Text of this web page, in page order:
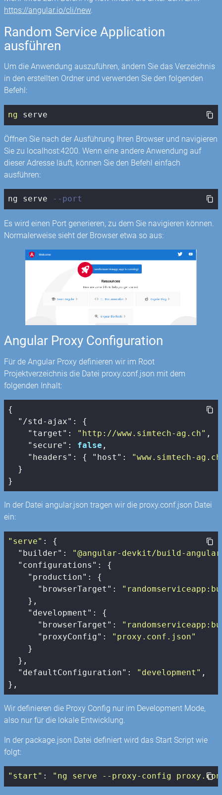
https://angular.io/cli/new.
Random Service Application
ausführen
Um die Anwendung auszuführen, ändern Sie das Verzeichnis
in den erstellten Ordner und verwenden Sie den folgenden
Befehl:
ng serve
Öffnen Sie nach der Ausführung Ihren Browser und navigieren
Sie zu localhost:4200. Wenn eine andere Anwendung auf
dieser Adresse läuft, können Sie den Befehl einfach
ausführen:
ng serve --port
Es wird einen Port generieren, zu dem Sie navigieren können.
Normalerweise sieht der Browser etwa so aus:
Angular Proxy Configuration
Für de Angular Proxy definieren wir im Root
Projektverzeichnis die Datei proxy.conf.json mit dem
folgenden Inhalt:
{
"/std-ajax" : {
"target" : "http://www.simtech-ag.ch" ,
"secure" : false ,
"headers" : { "host" : "www.simtech-
  }
In der Datei angular.json tragen wir die proxy.conf.json Datei
ein:
"serve" : {
"builder" : "@angular-devkit/build-
"configurations" : {
"production" : {
"browserTarget" :
    },
"development" : {
"browserTarget" :
"proxyConfig" : "proxy.conf.json"
    }
  },
"defaultConfiguration" : "development" ,
},
Wir definieren die Proxy Config nur im Development Mode,
also nur für die lokale Entwicklung.
In der package.json Datei definiert wird das Start Script wie
folgt:
"start" : "ng serve --proxy-config